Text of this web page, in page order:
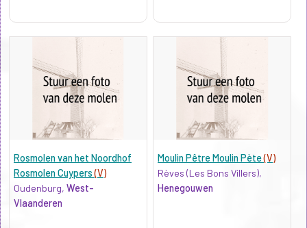
Rosmolen van het Noordhof
Rosmolen Cuypers(V)
Oudenburg, West-
Vlaanderen
Moulin Pêtre Moulin Pète(V)
Rèves (Les Bons Villers),
Henegouwen